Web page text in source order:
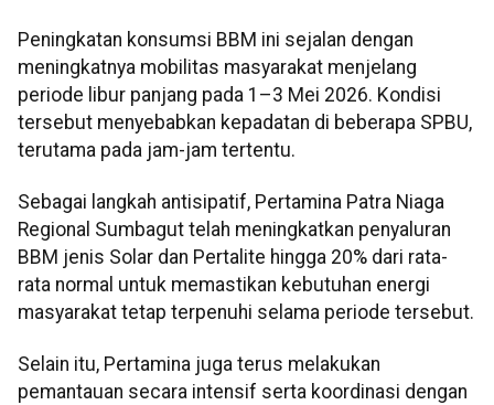
Peningkatan konsumsi BBM ini sejalan dengan
meningkatnya mobilitas masyarakat menjelang
periode libur panjang pada 1–3 Mei 2026. Kondisi
tersebut menyebabkan kepadatan di beberapa SPBU,
terutama pada jam-jam tertentu.
Sebagai langkah antisipatif, Pertamina Patra Niaga
Regional Sumbagut telah meningkatkan penyaluran
BBM jenis Solar dan Pertalite hingga 20% dari rata-
rata normal untuk memastikan kebutuhan energi
masyarakat tetap terpenuhi selama periode tersebut.
Selain itu, Pertamina juga terus melakukan
pemantauan secara intensif serta koordinasi dengan